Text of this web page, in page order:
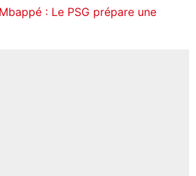
: Le PSG prépare une